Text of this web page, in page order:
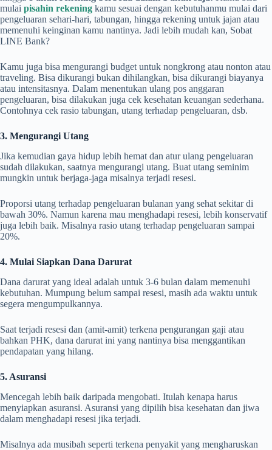
mulai pisahin rekening kamu sesuai dengan kebutuhanmu mulai dari
pengeluaran sehari-hari, tabungan, hingga rekening untuk jajan atau
memenuhi keinginan kamu nantinya. Jadi lebih mudah kan, Sobat
LINE Bank?
Kamu juga bisa mengurangi budget untuk nongkrong atau nonton atau
traveling. Bisa dikurangi bukan dihilangkan, bisa dikurangi biayanya
atau intensitasnya. Dalam menentukan ulang pos anggaran
pengeluaran, bisa dilakukan juga cek kesehatan keuangan sederhana.
Contohnya cek rasio tabungan, utang terhadap pengeluaran, dsb.
3. Mengurangi Utang
Jika kemudian gaya hidup lebih hemat dan atur ulang pengeluaran
sudah dilakukan, saatnya mengurangi utang. Buat utang seminim
mungkin untuk berjaga-jaga misalnya terjadi resesi.
Proporsi utang terhadap pengeluaran bulanan yang sehat sekitar di
bawah 30%. Namun karena mau menghadapi resesi, lebih konservatif
juga lebih baik. Misalnya rasio utang terhadap pengeluaran sampai
20%.
4. Mulai Siapkan Dana Darurat
Dana darurat yang ideal adalah untuk 3-6 bulan dalam memenuhi
kebutuhan. Mumpung belum sampai resesi, masih ada waktu untuk
segera mengumpulkannya.
Saat terjadi resesi dan (amit-amit) terkena pengurangan gaji atau
bahkan PHK, dana darurat ini yang nantinya bisa menggantikan
pendapatan yang hilang.
5. Asuransi
Mencegah lebih baik daripada mengobati. Itulah kenapa harus
menyiapkan asuransi. Asuransi yang dipilih bisa kesehatan dan jiwa
dalam menghadapi resesi jika terjadi.
Misalnya ada musibah seperti terkena penyakit yang mengharuskan